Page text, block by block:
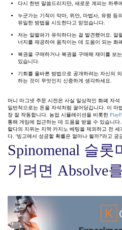
다시 한번 말씀드리지만, 새로운 계피는 하루
누군가는 기적이 악마, 위안, 마법사, 유령 등
유일한 방법을 시도한다고 믿었습니다.
저는 알팔파가 유익하다는 걸 발견했어요. 알
너지를 제공하여 움직이는 데 도움이 되는 화
복권을 구매하거나 복권을 구매해 재미를 보
있습니다.
기회를 올바른 방법으로 공개하려는 자신의
하는 것이 무엇인지 신중하게 생각하세요.
머니 마그넷 주문 시전은 사실 일상적인 화폐 자
일반적으로는 돈을 자석처럼 끌어당깁니다. 이 마
장 잘 작동합니다. 농업 시뮬레이션을 비롯한
통해 게임에 접근하는 데 도움을 받을 수 있습니
랄다의 지위는 지역 카지노 베팅을 제외하고 전
다. '빙고에서 성공할 확률은 얼마나 될까?'라고 궁
Spinomenal 슬
기려면 Absolve